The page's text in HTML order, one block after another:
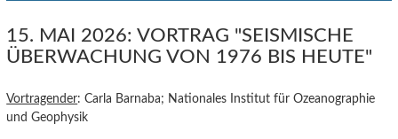
15. MAI 2026: VORTRAG "SEISMISCHE
ÜBERWACHUNG VON 1976 BIS HEUTE"
Vortragender: Carla Barnaba; Nationales Institut für Ozeanographie
und Geophysik